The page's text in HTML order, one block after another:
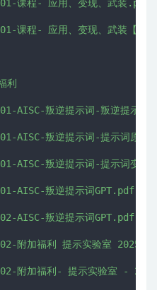
- 应用、变现、武装.pdf
- 应用、变现、武装【
叛逆提示词-叛逆提示词库
叛逆提示词-提示词原型指
叛逆提示词-提示词变现地
叛逆提示词GPT.pdf
叛逆提示词GPT.pdf
福利 提示实验室 2025年6
福利- 提示实验室 - 2025